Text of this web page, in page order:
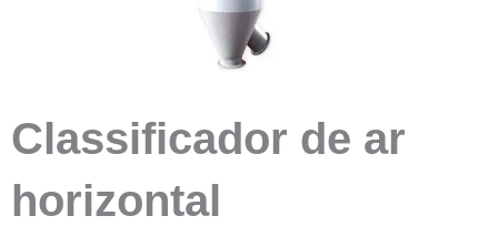
Classificador de ar
horizontal